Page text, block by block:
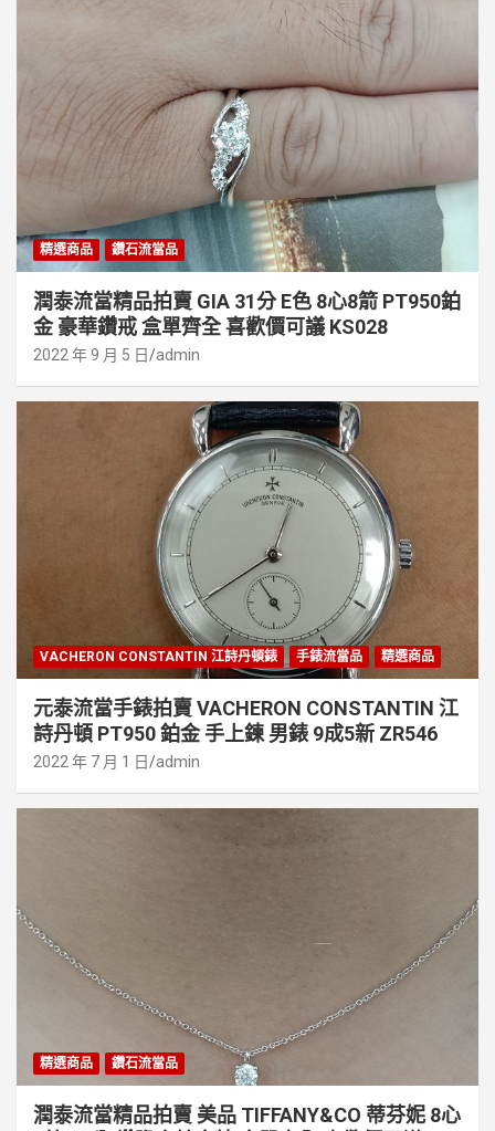
精選商品 鑽石流當品
潤泰流當精品拍賣 GIA 31分 E色 8心8箭 PT950鉑
金 豪華鑽戒 盒單齊全 喜歡價可議 KS028
2022 年 9 月 5 日 admin
VACHERON CONSTANTIN 江詩丹頓錶 手錶流當品 精選商品
元泰流當手錶拍賣 VACHERON CONSTANTIN 江
詩丹頓 PT950 鉑金 手上鍊 男錶 9成5新 ZR546
2022 年 7 月 1 日 admin
精選商品 鑽石流當品
潤泰流當精品拍賣 美品 TIFFANY&CO 蒂芬妮 8心